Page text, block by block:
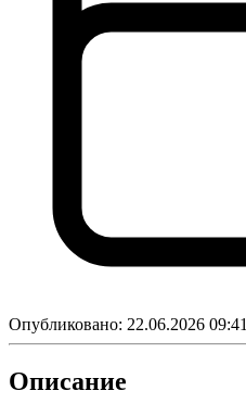
Опубликовано: 22.06.2026 09:41
Описание